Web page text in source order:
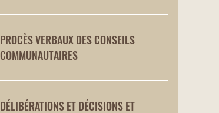
PROCÈS VERBAUX DES CONSEILS
COMMUNAUTAIRES
DÉLIBÉRATIONS ET DÉCISIONS ET